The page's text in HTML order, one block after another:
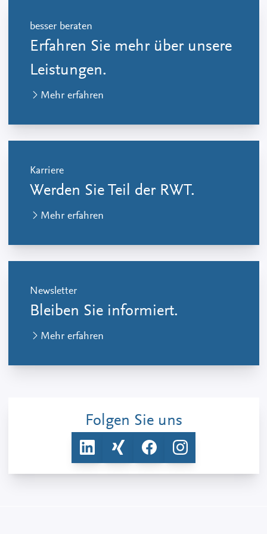
besser beraten
Erfahren Sie mehr über unsere
Leistungen.
Mehr erfahren
Karriere
Werden Sie Teil der RWT.
Mehr erfahren
Newsletter
Bleiben Sie informiert.
Mehr erfahren
Folgen Sie uns